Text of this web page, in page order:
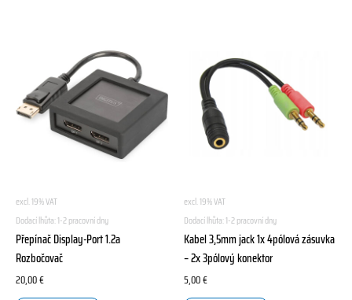
excl. 19% VAT
Dodací lhůta:1-2 pracovní dny
Přepínač Display-Port 1.2a
Rozbočovač
20,00€
excl. 19% VAT
Dodací lhůta:1-2 pracovní dny
Kabel 3,5mm jack 1x 4pólová zásuvka
– 2x 3pólový konektor
5,00€